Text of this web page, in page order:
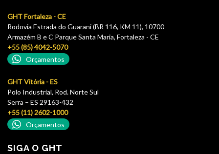
GHT Fortaleza - CE
Rodovia Estrada do Guarani (BR 116, KM 11), 10700
Armazém B e C Parque Santa Maria, Fortaleza - CE
+55 (85) 4042-5070
Orçamentos
GHT Vitória - ES
Polo Industrial, Rod. Norte Sul
Serra – ES 29163-432
+55 (11) 2602-1000
Orçamentos
SIGA O GHT